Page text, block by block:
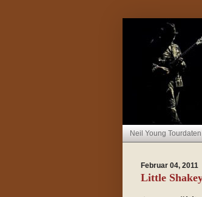
Neil Young Tourdaten
Februar 04, 2011
Little